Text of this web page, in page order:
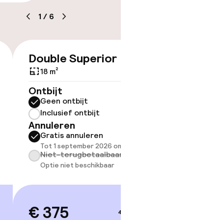
1 / 6
Double Superior
18 m²
Ontbijt
Geen ontbijt
Inclusief ontbijt
Annuleren
Gratis annuleren
Tot 1 september 2026 om 21:59
Niet-terugbetaalbaar
Optie niet beschikbaar
€ 375 4–5 sep.